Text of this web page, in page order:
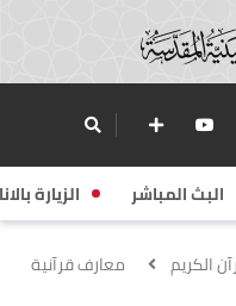
البث المباشر الزيارة
الكريم معارف قرآنية